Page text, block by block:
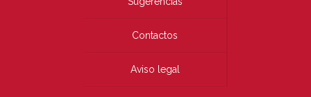
Contactos
Aviso legal